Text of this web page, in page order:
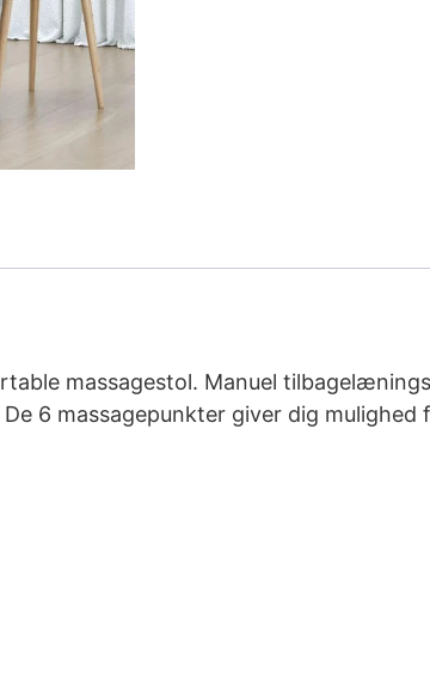
massagestol. Manuel
6 massagepunkter giver dig mulighed